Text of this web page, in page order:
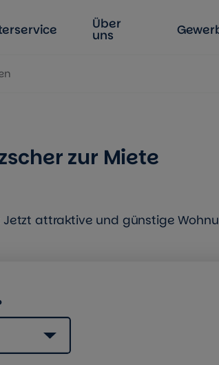
Über
uns
zur Miete
Jetzt attraktive und günstige